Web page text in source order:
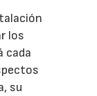
los
cada
su